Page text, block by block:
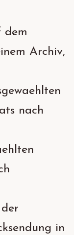
dem
Archiv,
nach
in